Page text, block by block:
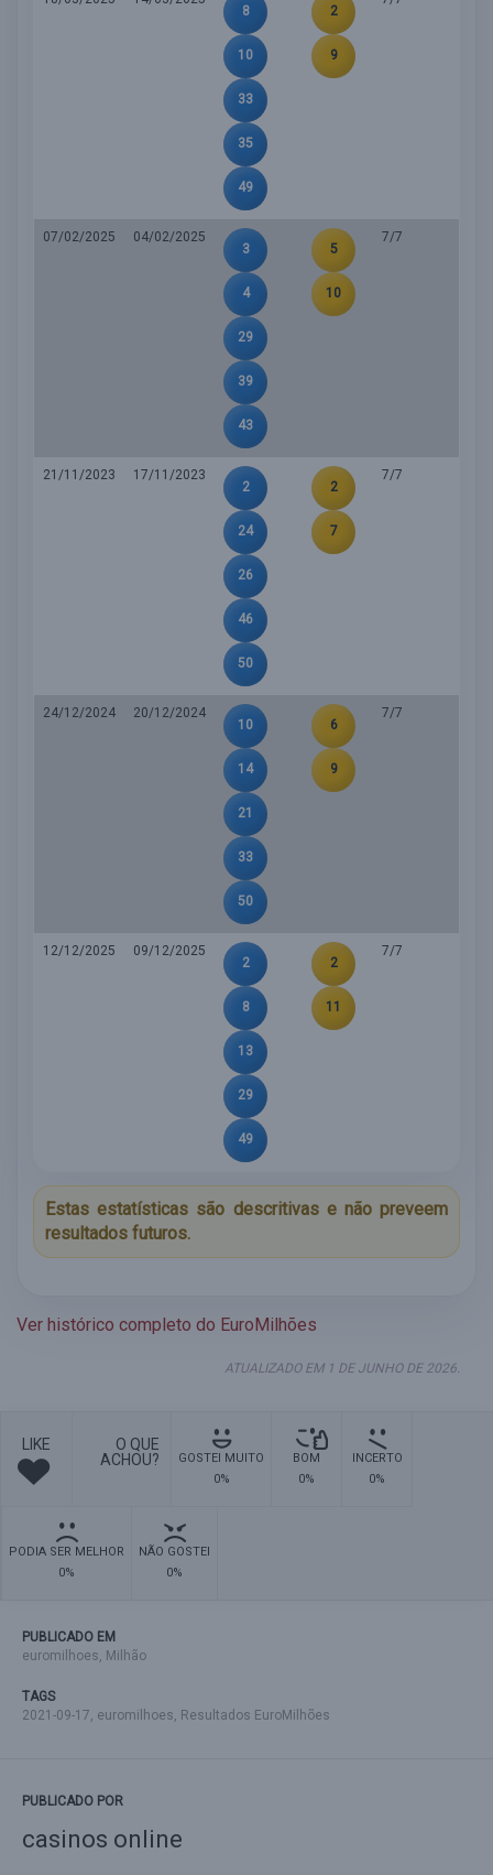
8
10
33
35
49
2
9
07/02/2025
04/02/2025
3
4
29
39
43
5
10
7/7
21/11/2023
17/11/2023
2
24
26
46
50
2
7
7/7
24/12/2024
20/12/2024
10
14
21
33
50
6
9
7/7
12/12/2025
09/12/2025
2
8
13
29
49
2
11
7/7
Estas estatísticas são descritivas e não preveem
resultados futuros.
Ver histórico completo do EuroMilhões
ATUALIZADO EM 1 DE JUNHO DE 2026.
LIKE
O QUE
ACHOU?
GOSTEI MUITO
0%
BOM
0%
INCERTO
0%
PODIA SER MELHOR
0%
NÃO GOSTEI
0%
PUBLICADO EM
euromilhoes, Milhão
TAGS
2021-09-17, euromilhoes, Resultados EuroMilhões
PUBLICADO POR
casinos online